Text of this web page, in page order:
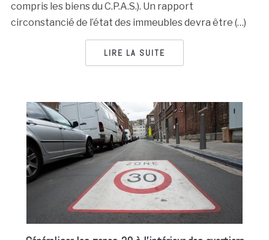
compris les biens du C.P.A.S.). Un rapport
circonstancié de l’état des immeubles devra être (…)
LIRE LA SUITE